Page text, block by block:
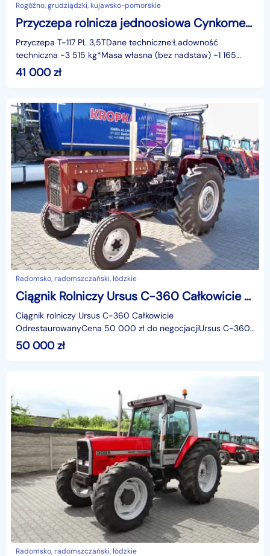
Rogóźno, grudziądzki, kujawsko-pomorskie
Przyczepa rolnicza jednoosiowa Cynkomet przyczepy NOWE
Przyczepa T-117 PL 3,5TDane techniczne:Ładowność
techniczna ~3 515 kg*Masa własna (bez nadstaw) ~1 165
kg*Ilość osi 1Długość 4 710 mmSzerokość 1 990
mmWysokość
41 000zł
Radomsko, radomszczański, łódzkie
Ciągnik Rolniczy Ursus C-360 Całkowicie Odrestaurowany 1978r
Ciągnik rolniczy Ursus C-360 Całkowicie
OdrestaurowanyCena 50 000 zł do negocjacjiUrsus C-360.
Rok produkcji 1978. Po całkowitej odbudowie. W pełni
odrestaurowa
50 000zł
Radomsko, radomszczański, łódzkie